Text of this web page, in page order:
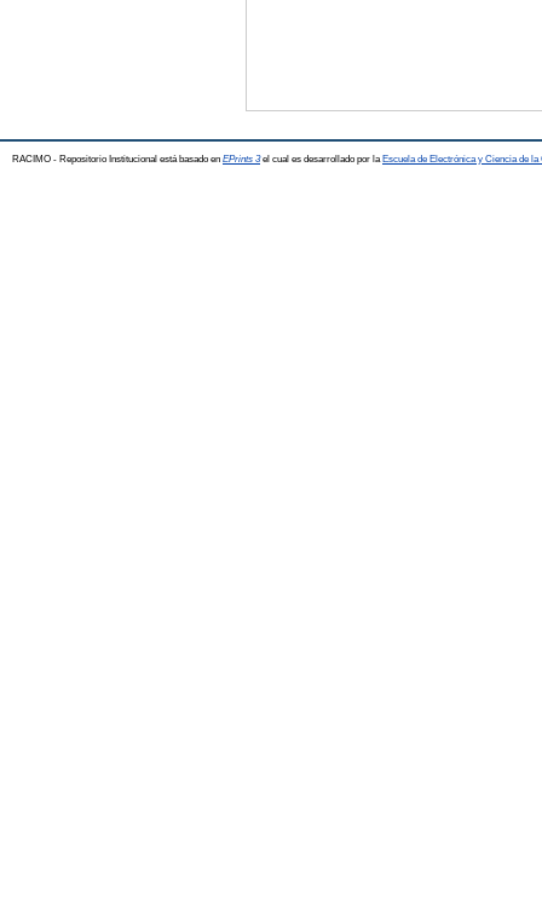
RACIMO - Repositorio Institucional está basado en EPrints 3el cual es desarrollado por la Escuela de Electrónica y Ciencia de la